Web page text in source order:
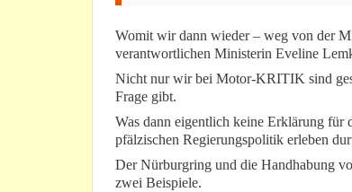
Womit wir dann wieder – weg von der
verantwortlichen Ministerin Eveline
Nicht nur wir bei Motor-KRITIK sind
Frage gibt.
Was dann eigentlich keine Erklärung für
pfälzischen Regierungspolitik erleben
Der Nürburgring und die Handhabung
zwei Beispiele.